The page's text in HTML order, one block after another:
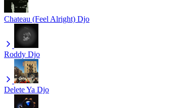
Chateau (Feel Alright) Djo
Roddy Djo
Delete Ya Djo